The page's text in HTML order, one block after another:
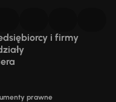
i firmy
prawne